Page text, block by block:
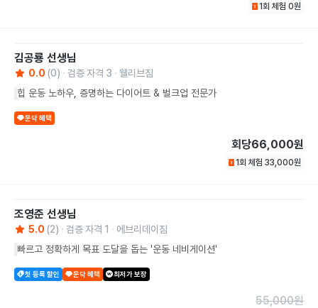
1회 체험 0원
김공룡 선생님
0.0 (0) 검증 자격 3
웰리브짐
힙 운동 노하우, 증명하는 다이어트 & 벌크업 전문가
운닥 혜택
회당66,000원
1회 체험 33,000원
조영준 선생님
5.0 (2) 검증 자격 1
에브리데이짐
빠르고 정확하게 목표 도달을 돕는 '운동 네비게이션'
첫 등록 할인 운닥 혜택 최저가 보장
55,000원